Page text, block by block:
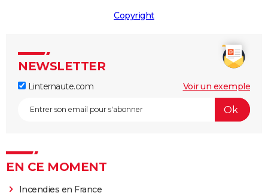
Copyright
NEWSLETTER
Linternaute.com Voir un exemple
EN CE MOMENT
Incendies en France